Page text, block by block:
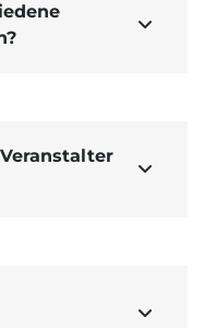


